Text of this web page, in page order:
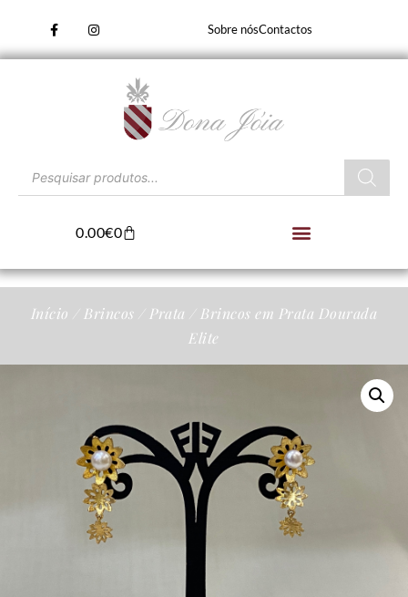
Sobre nósContactos
0.00€0
Início Brincos Prata / Brincos em Prata Dourada
Elite